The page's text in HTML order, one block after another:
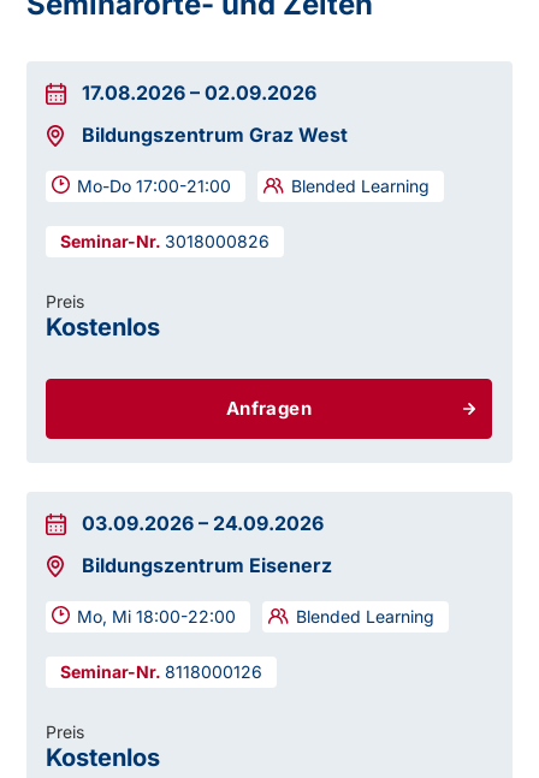
17.08.2026 –02.09.2026
Bildungszentrum Graz West
Mo-Do 17:00-21:00 Blended Learning
3018000826
Anfragen
Preis
Kostenlos
03.09.2026 – 24.09.2026
Bildungszentrum Eisenerz
Mo, Mi 18:00-22:00 Blended Learning
8118000126
Preis
Kostenlos